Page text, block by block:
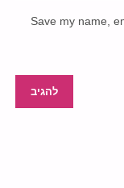
Save my name,